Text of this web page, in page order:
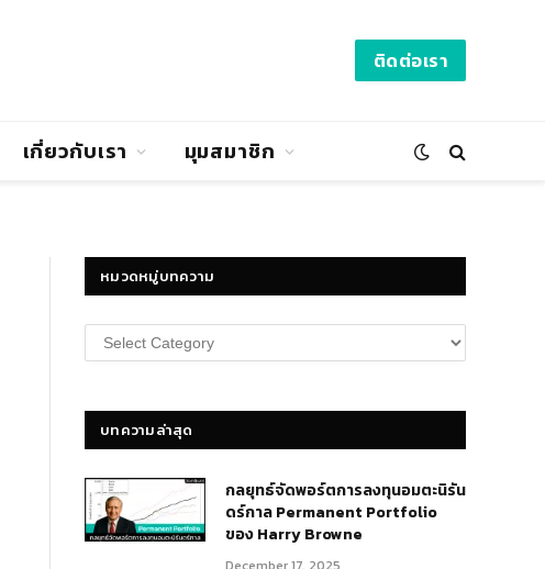
ติดต่อเรา
เกี่ยวกับเรา มุมสมาชิก
หมวดหมู่บทความ
หมวด
หมู่
บทความล่าสุด
กลยุทธ์​จัดพอร์ตการลงทุนอมตะนิรัน
ดร์กาล Permanent Portfolio
ของ Harry Browne